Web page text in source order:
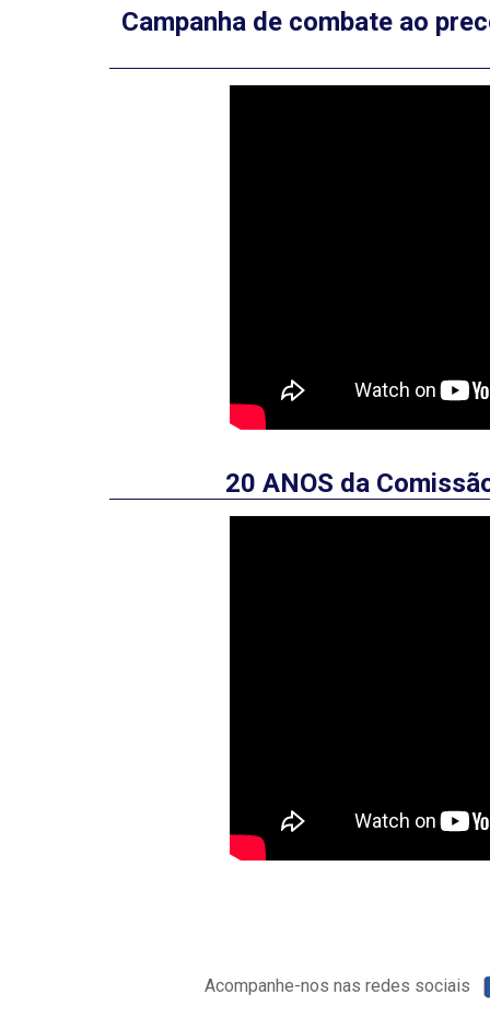
Campanha de combate ao
20 ANOS da
Acompanhe-nos nas redes sociais